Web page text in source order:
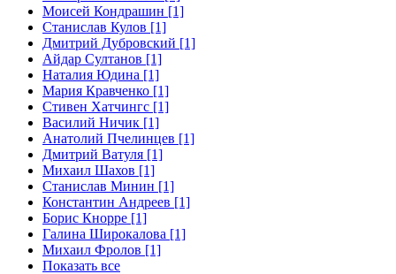
Моисей Кондрашин [1]
Станислав Кулов [1]
Дмитрий Дубровский [1]
Айдар Султанов [1]
Наталия Юдина [1]
Мария Кравченко [1]
Стивен Хатчингс [1]
Василий Ничик [1]
Анатолий Пчелинцев [1]
Дмитрий Ватуля [1]
Михаил Шахов [1]
Станислав Минин [1]
Константин Андреев [1]
Борис Кнорре [1]
Галина Широкалова [1]
Михаил Фролов [1]
Показать все